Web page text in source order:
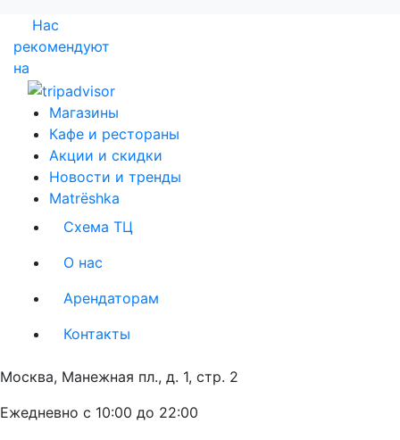
Нас
рекомендуют
на
Магазины
Кафе и рестораны
Акции и скидки
Новости и тренды
Matrёshka
Схема ТЦ
О нас
Арендаторам
Контакты
Москва, Манежная пл., д. 1, стр. 2
Ежедневно с 10:00 до 22:00